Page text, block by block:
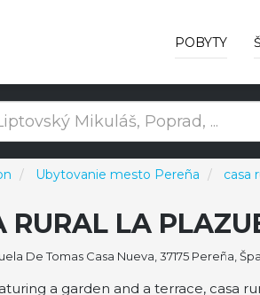
POBYTY
Ubytovanie mesto Pereña casa
RURAL LA
De Tomas Casa Nueva, 37175 Pereña,
a garden and a terrace, casa